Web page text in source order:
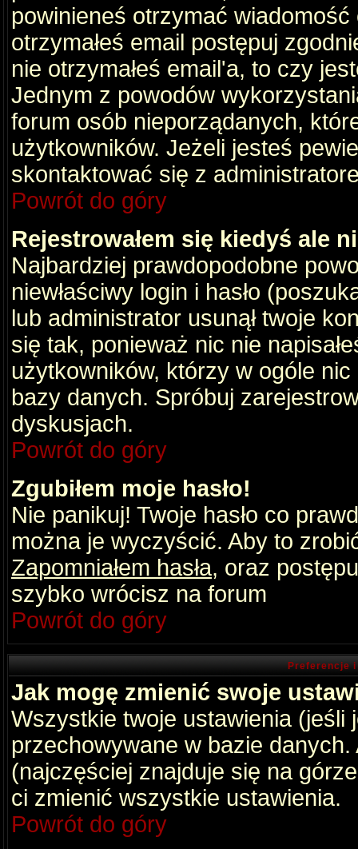
powinieneś otrzymać
otrzymałeś email postępuj
nie otrzymałeś email'a, to czy
Jednym z powodów
forum osób nieporządanych,
użytkowników. Jeżeli jesteś
skontaktować się z
Powrót do góry
Rejestrowałem się kiedyś ale
Najbardziej prawdopodobne
niewłaściwy login i hasło
lub administrator usunął twoje
się tak, ponieważ nic nie
użytkowników, którzy w ogóle
bazy danych. Spróbuj
dyskusjach.
Powrót do góry
Zgubiłem moje hasło!
Nie panikuj! Twoje hasło co
można je wyczyścić. Aby to
Zapomniałem hasła, oraz
szybko wrócisz na forum
Powrót do góry
Preferencje
Jak mogę zmienić swoje
Wszystkie twoje ustawienia (jeśli
przechowywane w bazie
(najczęściej znajduje się na
ci zmienić wszystkie ustawienia.
Powrót do góry